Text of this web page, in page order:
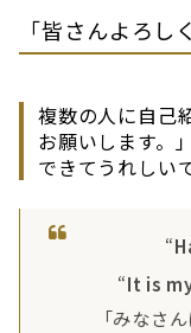
「皆さんよろし
複数の人に自己
お願いします。
できてうれしい
“
“It is
「みなさ